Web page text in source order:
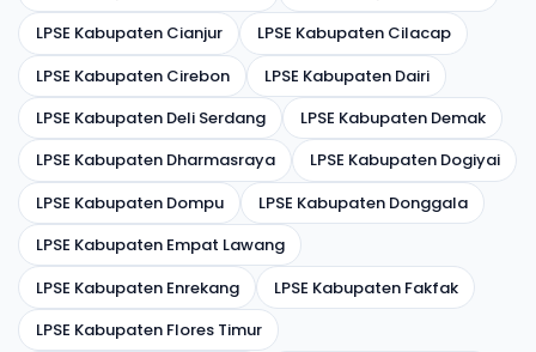
LPSE Kabupaten Cianjur
LPSE Kabupaten Cilacap
LPSE Kabupaten Cirebon
LPSE Kabupaten Dairi
LPSE Kabupaten Deli Serdang
LPSE Kabupaten Demak
LPSE Kabupaten Dharmasraya
LPSE Kabupaten Dogiyai
LPSE Kabupaten Dompu
LPSE Kabupaten Donggala
LPSE Kabupaten Empat Lawang
LPSE Kabupaten Enrekang
LPSE Kabupaten Fakfak
LPSE Kabupaten Flores Timur